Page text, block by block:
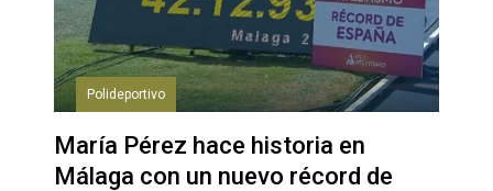
Polideportivo
María Pérez hace historia en
Málaga con un nuevo récord de